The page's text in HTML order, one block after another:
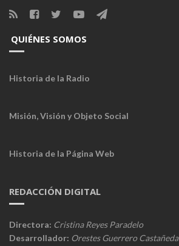
QUIÉNES SOMOS
Historia de la Radio
Misión, Visión y Objeto Social
Historia de la Página Web
REDACCIÓN DIGITAL
Directora: Cristina Reyes Paradelo
Desarrollador: Orestes Guerrero Castañeda